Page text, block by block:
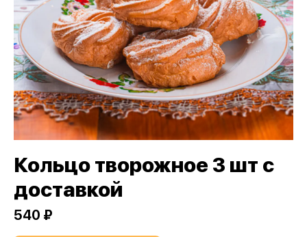
Кольцо творожное 3 шт с
доставкой
540 ₽